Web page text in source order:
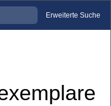
Erweiterte Suche